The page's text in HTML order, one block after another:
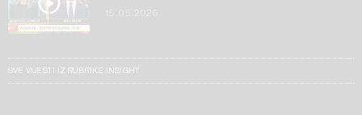
SVE VIJESTI IZ RUBRIKE INSIGHT